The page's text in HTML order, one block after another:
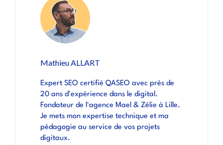
Mathieu ALLART
Expert SEO certifié QASEO avec près de
20 ans d'expérience dans le digital.
Fondateur de l'agence Mael & Zélie à Lille.
Je mets mon expertise technique et ma
pédagogie au service de vos projets
digitaux.